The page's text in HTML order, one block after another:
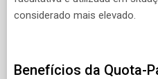
considerado mais elevado.
Benefícios da Quota-